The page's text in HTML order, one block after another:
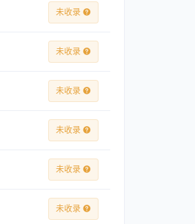
未收录
未收录
未收录
未收录
未收录
未收录